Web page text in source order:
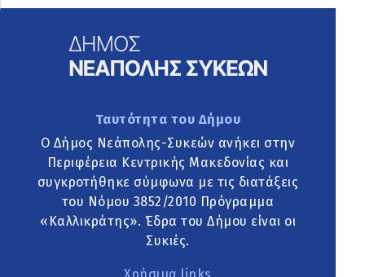
Ταυτότητα του Δήμου
Ο Δήμος Νεάπολης-Συκεών ανήκει στην
Περιφέρεια Κεντρικής Μακεδονίας και
συγκροτήθηκε σύμφωνα με τις διατάξεις
του Νόμου 3852/2010 Πρόγραμμα
«Καλλικράτης». Έδρα του Δήμου είναι οι
Συκιές.